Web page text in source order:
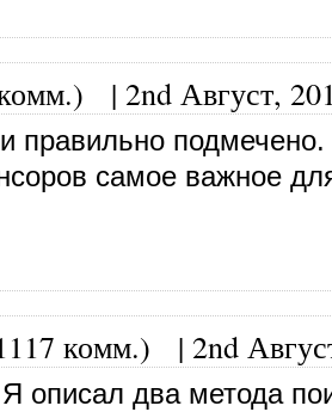
| 2nd Август,
правильно подмечено.
самое важное
комм.) | 2nd
описал два метода